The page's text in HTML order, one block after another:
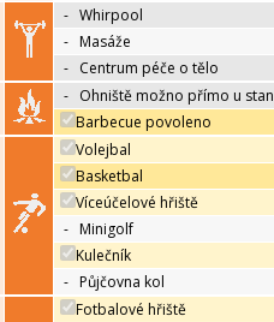
- Whirpool
- Masáže
- Centrum péče o tělo
- Ohniště možno přímo u
Barbecue povoleno
Volejbal
Basketbal
Víceúčelové hřiště
- Minigolf
Kulečník
- Půjčovna kol
Fotbalové hřiště